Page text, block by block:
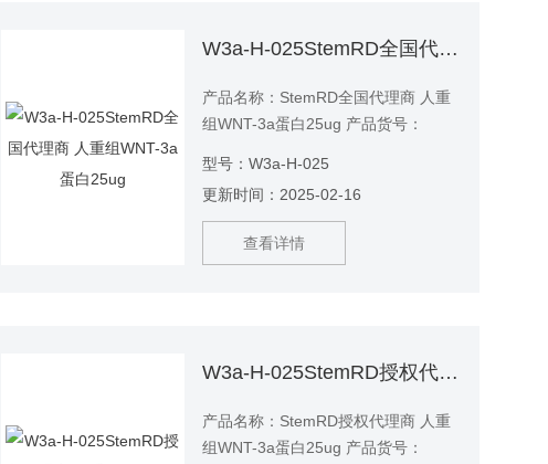
W3a-H-025StemRD全国代理商 人重组WNT-3a蛋白25ug
产品名称：StemRD全国代理商 人重
组WNT-3a蛋白25ug 产品货号：
型号：W3a-H-025
更新时间：2025-02-16
查看详情
W3a-H-025StemRD授权代理商 人重组WNT-3a蛋白25ug
产品名称：StemRD授权代理商 人重
组WNT-3a蛋白25ug 产品货号：